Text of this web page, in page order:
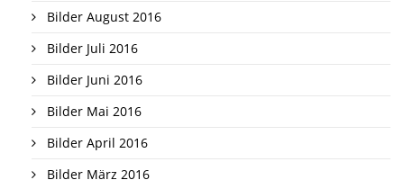
Bilder August 2016
Bilder Juli 2016
Bilder Juni 2016
Bilder Mai 2016
Bilder April 2016
Bilder März 2016